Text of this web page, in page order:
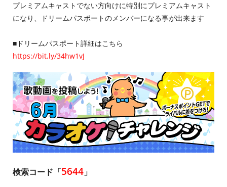
プレミアムキャストでない方向けに特別にプレミアムキャスト
になり、ドリームパスポートのメンバーになる事が出来ます
■ドリームパスポート詳細はこちら
https://bit.ly/34hw1vJ
検索コード「5644 」